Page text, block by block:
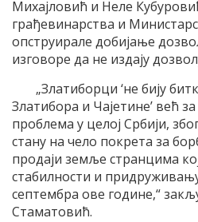
Михајловић и Неле
грађевинарства и
опструирале добијање
изговоре да не издају
„Златиборци ‘не бију
Златибора и Чајетине’ већ
проблема у целој Србији,
стану на чело покрета за
продаји земље странцима
стабилности и
септембра ове године,“
Стаматовић.